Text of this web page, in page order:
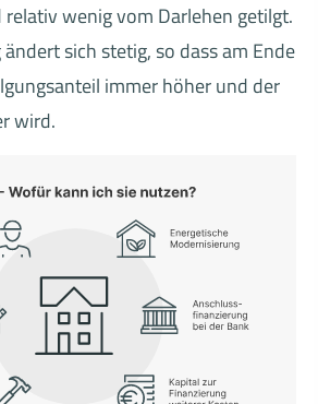
wenig vom Darlehen getilgt.
sich stetig, so dass am Ende
immer höher und der
wird.